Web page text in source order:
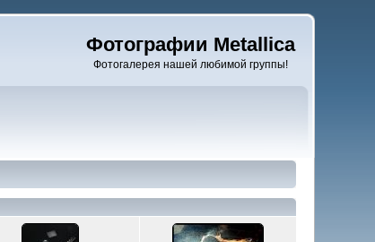
Фотографии Metallica
Фотогалерея нашей любимой группы!